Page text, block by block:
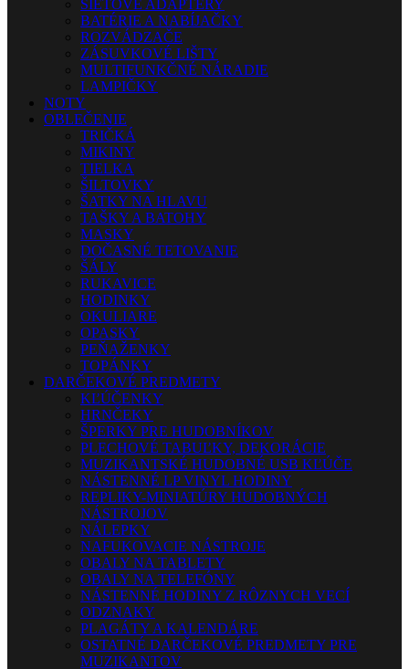
SIEŤOVÉ ADAPTÉRY
BATÉRIE A NABÍJAČKY
ROZVÁDZAČE
ZÁSUVKOVÉ LIŠTY
MULTIFUNKČNÉ NÁRADIE
LAMPIČKY
NOTY
OBLEČENIE
TRIČKÁ
MIKINY
TIELKA
ŠILTOVKY
ŠATKY NA HLAVU
TAŠKY A BATOHY
MASKY
DOČASNÉ TETOVANIE
ŠÁLY
RUKAVICE
HODINKY
OKULIARE
OPASKY
PEŇAŽENKY
TOPÁNKY
DARČEKOVÉ PREDMETY
KĽÚČENKY
HRNČEKY
ŠPERKY PRE HUDOBNÍKOV
PLECHOVÉ TABUĽKY, DEKORÁCIE
MUZIKANTSKÉ HUDOBNÉ USB KĽÚČE
NÁSTENNÉ LP VINYL HODINY
REPLIKY-MINIATÚRY HUDOBNÝCH
NÁSTROJOV
NÁLEPKY
NAFUKOVACIE NÁSTROJE
OBALY NA TABLETY
OBALY NA TELEFÓNY
NÁSTENNÉ HODINY Z RÔZNYCH VECÍ
ODZNAKY
PLAGÁTY A KALENDÁRE
OSTATNÉ DARČEKOVÉ PREDMETY PRE
MUZIKANTOV